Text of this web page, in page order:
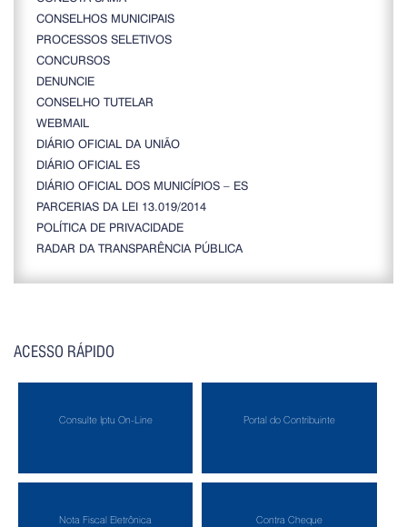
CONSELHOS MUNICIPAIS
PROCESSOS SELETIVOS
CONCURSOS
DENUNCIE
CONSELHO TUTELAR
WEBMAIL
DIÁRIO OFICIAL DA UNIÃO
DIÁRIO OFICIAL ES
DIÁRIO OFICIAL DOS MUNICÍPIOS – ES
PARCERIAS DA LEI 13.019/2014
POLÍTICA DE PRIVACIDADE
RADAR DA TRANSPARÊNCIA PÚBLICA
ACESSO RÁPIDO
Consulte Iptu On-Line Portal do Contribuinte
Nota Fiscal Eletrônica Contra Cheque